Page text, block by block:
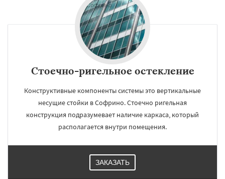
Стоечно-ригельное остекление
Конструктивные компоненты системы это вертикальные
несущие стойки в Софрино. Стоечно ригельная
конструкция подразумевает наличие каркаса, который
располагается внутри помещения.
ЗАКАЗАТЬ